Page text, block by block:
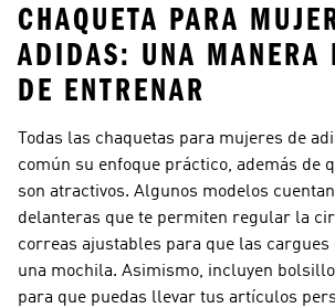
CHAQUETA PARA
ADIDAS: UNA MANERA
DE ENTRENAR
Todas las chaquetas para mujeres de
común su enfoque práctico, además de
son atractivos. Algunos modelos
delanteras que te permiten regular la
correas ajustables para que las cargues
una mochila. Asimismo, incluyen
para que puedas llevar tus artículos